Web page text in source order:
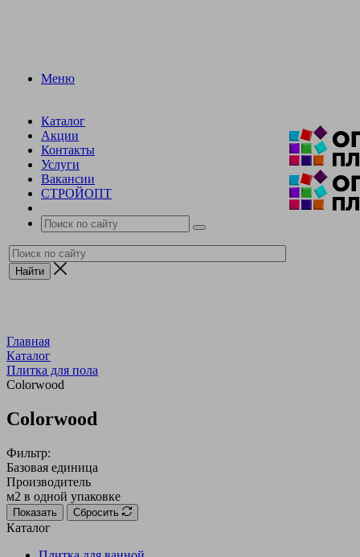
Меню
Каталог
Акции
Контакты
Услуги
Вакансии
СТРОЙОПТ
Главная
Каталог
Плитка для пола
Colorwood
Colorwood
Фильтр:
Базовая единица
Производитель
м2 в одной упаковке
Показать Сбросить
Каталог